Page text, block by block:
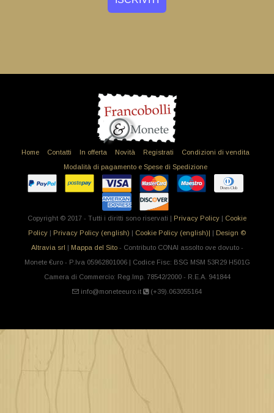
Home Contatti In offerta Novità Registrati
Condizioni di vendita
Modalità di pagamento e Spese di Spedizione
Copyright © 2017 - Tutti i diritti sono riservati | Privacy Policy | Cookie
Policy | Privacy Policy (english) | Cookie Policy (english)| | Design ©
Altravia srl | Mappa del Sito- Contributo CONAI assolto ove dovuto -
Monete €uro - P.Iva 05962801006 | Codice Fisc: BSG MSM 53R29 H501G
Camera di Commercio: Reg.Imp. 78542/2000 - R.E.A. 941844
info@moneteeuro.it
(+39).063055164